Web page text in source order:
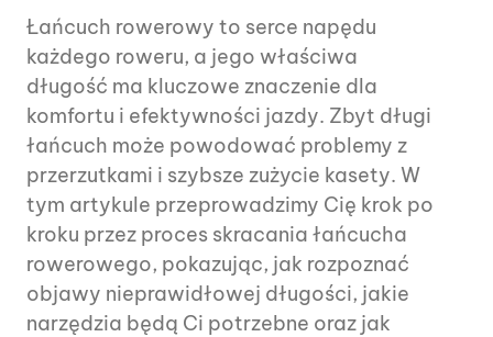
Łańcuch rowerowy to serce napędu
każdego roweru, a jego właściwa
długość ma kluczowe znaczenie dla
komfortu i efektywności jazdy. Zbyt długi
łańcuch może powodować problemy z
przerzutkami i szybsze zużycie kasety. W
tym artykule przeprowadzimy Cię krok po
kroku przez proces skracania łańcucha
rowerowego, pokazując, jak rozpoznać
objawy nieprawidłowej długości, jakie
narzędzia będą Ci potrzebne oraz jak